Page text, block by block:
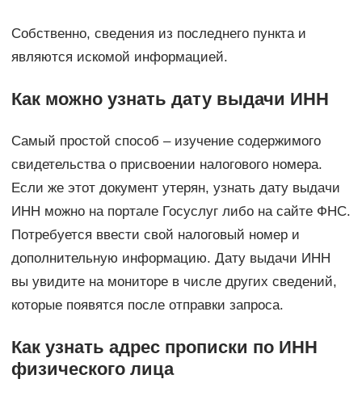
Собственно, сведения из последнего пункта и
являются искомой информацией.
Как можно узнать дату выдачи ИНН
Самый простой способ – изучение содержимого
свидетельства о присвоении налогового номера.
Если же этот документ утерян, узнать дату выдачи
ИНН можно на портале Госуслуг либо на сайте ФНС.
Потребуется ввести свой налоговый номер и
дополнительную информацию. Дату выдачи ИНН
вы увидите на мониторе в числе других сведений,
которые появятся после отправки запроса.
Как узнать адрес прописки по ИНН
физического лица